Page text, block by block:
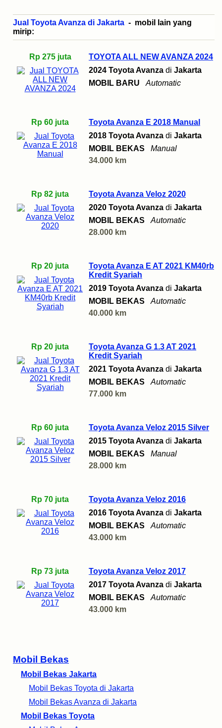
Mobil Bekas
Mobil Bekas Jakarta
Mobil Bekas Toyota di Jakarta
Mobil Bekas Avanza di Jakarta
Mobil Bekas Toyota
Jual Toyota Avanza di Jakarta - mobil lain yang
mirip:
Rp 275 juta
TOYOTA ALL NEW AVANZA 2024
2024 Toyota Avanza di Jakarta
MOBIL BARU
Automatic
Rp 60 juta
Toyota Avanza E 2018 Manual
2018 Toyota Avanza di Jakarta
MOBIL BEKAS
Manual
34.000 km
Rp 82 juta
Toyota Avanza Veloz 2020
2020 Toyota Avanza di Jakarta
MOBIL BEKAS
Automatic
28.000 km
Rp 20 juta
Toyota Avanza E AT 2021 KM40rb
Kredit Syariah
2019 Toyota Avanza di Jakarta
MOBIL BEKAS
Automatic
40.000 km
Rp 20 juta
Toyota Avanza G 1.3 AT 2021
Kredit Syariah
2021 Toyota Avanza di Jakarta
MOBIL BEKAS
Automatic
77.000 km
Rp 60 juta
Toyota Avanza Veloz 2015 Silver
2015 Toyota Avanza di Jakarta
MOBIL BEKAS
Manual
28.000 km
Rp 70 juta
Toyota Avanza Veloz 2016
2016 Toyota Avanza di Jakarta
MOBIL BEKAS
Automatic
43.000 km
Rp 73 juta
Toyota Avanza Veloz 2017
2017 Toyota Avanza di Jakarta
MOBIL BEKAS
Automatic
43.000 km